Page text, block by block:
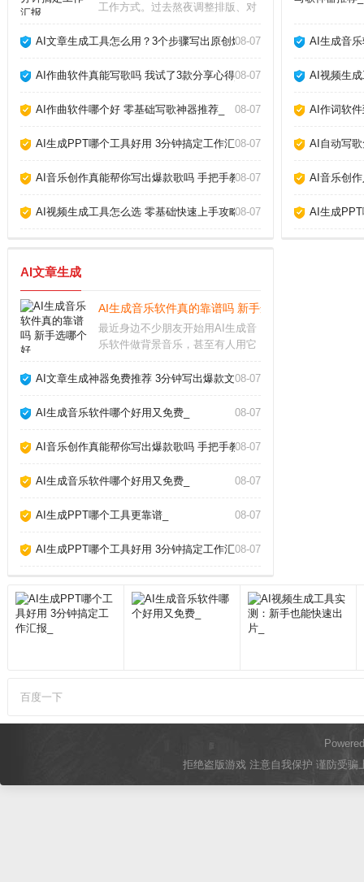
工作方式。过去熬夜调整排版、对
几分钟就能完成。从实际体验来
是根据文字内容自动生成逻辑清
AI文章生成工具怎么用？3个步骤写出原创爆款_
08-07
AI作曲软件真能写歌吗 我试了3款分享心得_08-07
AI作曲软件哪个好 零基础写歌神器推荐_ 08-07
AI生成PPT哪个工具好用 3分钟搞定工作汇报_
08-07
AI音乐创作真能帮你写出爆款歌吗 手把手教你玩转AI作歌_
08-07
AI视频生成工具怎么选 零基础快速上手攻略_08-07
AI生成音
AI视频生
AI作词软
AI自动写
AI音乐创
AI生成
AI文章生成
AI生成音乐软件真的靠谱吗 新手选哪个好_
最近身边不少朋友开始用AI生成音
乐软件做背景音乐，甚至有人用它
我试用了十几款主流工具后发现，
盲目跟风也可能踩坑。AI生成音乐
AI文章生成神器免费推荐 3分钟写出爆款文章_
08-07
AI生成音乐软件哪个好用又免费_ 08-07
AI音乐创作真能帮你写出爆款歌吗 手把手教你玩转AI作歌_
08-07
AI生成音乐软件哪个好用又免费_ 08-07
AI生成PPT哪个工具更靠谱_ 08-07
AI生成PPT哪个工具好用 3分钟搞定工作汇报_
08-07
百度一下
拒绝盗版游戏 注意自我保护 谨防受